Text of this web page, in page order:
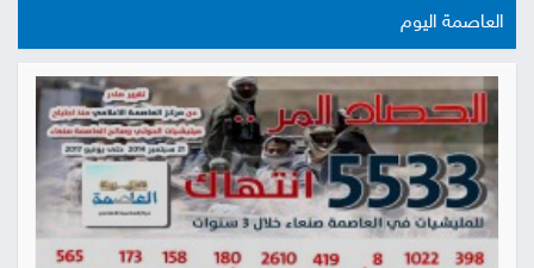
العاصمة اليوم